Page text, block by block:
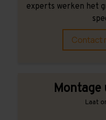
experts werken het
Contact
Montage
Laat